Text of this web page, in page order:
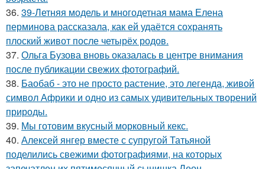
36. 39-Летняя модель и многодетная мама Елена
перминова рассказала, как ей удаётся сохранять
плоский живот после четырёх родов.
37. Ольга Бузова вновь оказалась в центре внимания
после публикации свежих фотографий.
38. Баобаб - это не просто растение, это легенда, живой
символ Африки и одно из самых удивительных творений
природы.
39. Мы готовим вкусный морковный кекс.
40. Алексей янгер вместе с супругой Татьяной
поделились свежими фотографиями, на которых